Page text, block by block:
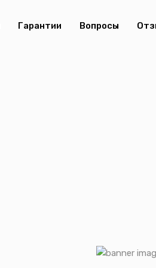
Гарантии Вопросы